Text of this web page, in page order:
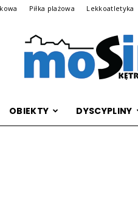
Piłka plażowa Lekkoatletyka
Archiwalna
OBIEKTY DYSCYPLINY